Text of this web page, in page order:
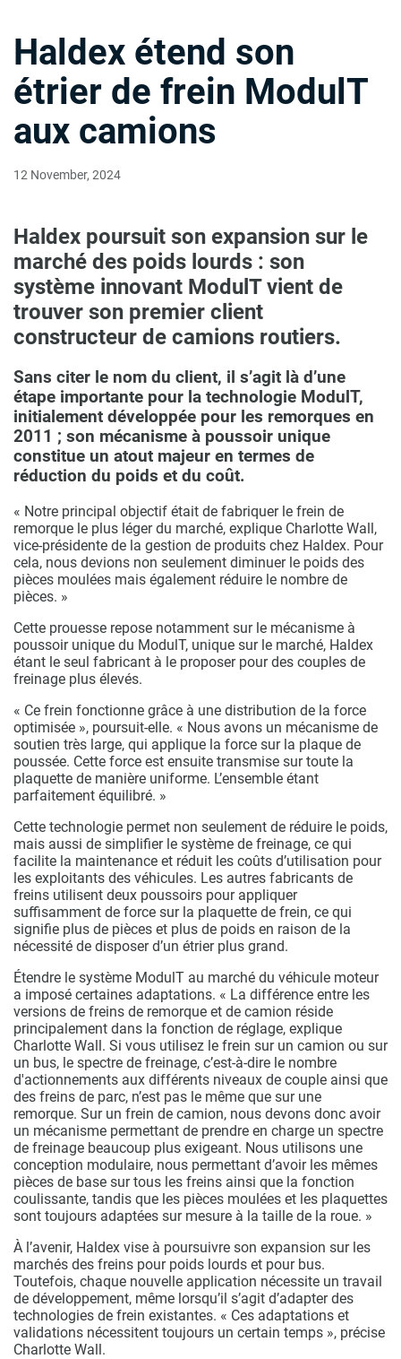
Haldex étend son
étrier de frein ModulT
aux camions
12 November, 2024
Haldex poursuit son expansion sur le
marché des poids lourds : son
système innovant ModulT vient de
trouver son premier client
constructeur de camions routiers.
Sans citer le nom du client, il s’agit là d’une
étape importante pour la technologie ModulT,
initialement développée pour les remorques en
2011 ; son mécanisme à poussoir unique
constitue un atout majeur en termes de
réduction du poids et du coût.
« Notre principal objectif était de fabriquer le frein de
remorque le plus léger du marché, explique Charlotte Wall,
vice-présidente de la gestion de produits chez Haldex. Pour
cela, nous devions non seulement diminuer le poids des
pièces moulées mais également réduire le nombre de
pièces. »
Cette prouesse repose notamment sur le mécanisme à
poussoir unique du ModulT, unique sur le marché, Haldex
étant le seul fabricant à le proposer pour des couples de
freinage plus élevés.
« Ce frein fonctionne grâce à une distribution de la force
optimisée », poursuit-elle. « Nous avons un mécanisme de
soutien très large, qui applique la force sur la plaque de
poussée. Cette force est ensuite transmise sur toute la
plaquette de manière uniforme. L’ensemble étant
parfaitement équilibré. »
Cette technologie permet non seulement de réduire le poids,
mais aussi de simplifier le système de freinage, ce qui
facilite la maintenance et réduit les coûts d’utilisation pour
les exploitants des véhicules. Les autres fabricants de
freins utilisent deux poussoirs pour appliquer
suffisamment de force sur la plaquette de frein, ce qui
signifie plus de pièces et plus de poids en raison de la
nécessité de disposer d’un étrier plus grand.
Étendre le système ModulT au marché du véhicule moteur
a imposé certaines adaptations. « La différence entre les
versions de freins de remorque et de camion réside
principalement dans la fonction de réglage, explique
Charlotte Wall. Si vous utilisez le frein sur un camion ou sur
un bus, le spectre de freinage, c’est-à-dire le nombre
d'actionnements aux différents niveaux de couple ainsi que
des freins de parc, n’est pas le même que sur une
remorque. Sur un frein de camion, nous devons donc avoir
un mécanisme permettant de prendre en charge un spectre
de freinage beaucoup plus exigeant. Nous utilisons une
conception modulaire, nous permettant d’avoir les mêmes
pièces de base sur tous les freins ainsi que la fonction
coulissante, tandis que les pièces moulées et les plaquettes
sont toujours adaptées sur mesure à la taille de la roue. »
À l’avenir, Haldex vise à poursuivre son expansion sur les
marchés des freins pour poids lourds et pour bus.
Toutefois, chaque nouvelle application nécessite un travail
de développement, même lorsqu’il s’agit d’adapter des
technologies de frein existantes. « Ces adaptations et
validations nécessitent toujours un certain temps », précise
Charlotte Wall.